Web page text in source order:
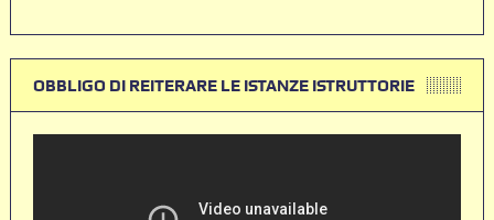
OBBLIGO DI REITERARE LE ISTANZE ISTRUTTORIE